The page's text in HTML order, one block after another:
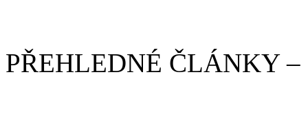
PŘEHLEDNÉ ČLÁNKY